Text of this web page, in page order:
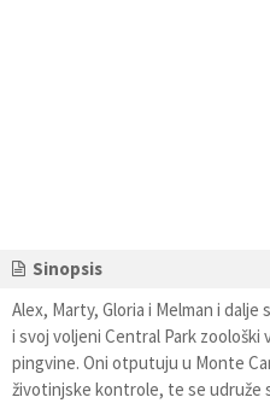
Sinopsis
Alex, Marty, Gloria i Melman i
i svoj voljeni Central Park
pingvine. Oni otputuju u Monte
životinjske kontrole, te se udruže